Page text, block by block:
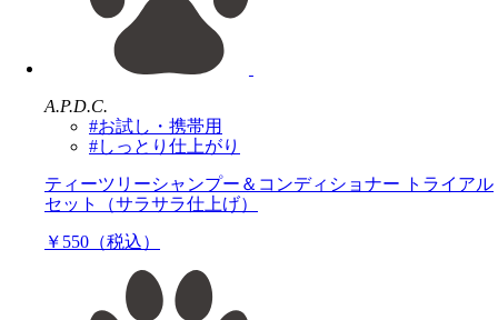
A.P.D.C.
#お試し・携帯用
#しっとり仕上がり
ティーツリーシャンプー＆コンディショナー トライアル
セット（サラサラ仕上げ）
￥550（税込）